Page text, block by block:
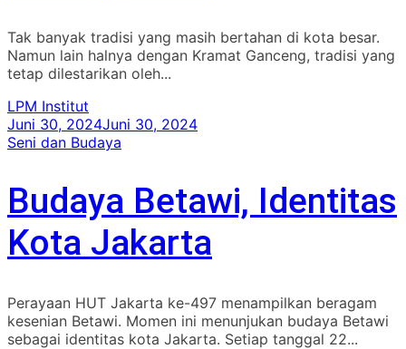
Tak banyak tradisi yang masih bertahan di kota besar.
Namun lain halnya dengan Kramat Ganceng, tradisi yang
tetap dilestarikan oleh...
LPM Institut
Juni 30, 2024Juni 30, 2024
Seni dan Budaya
Budaya Betawi, Identitas
Kota Jakarta
Perayaan HUT Jakarta ke-497 menampilkan beragam
kesenian Betawi. Momen ini menunjukan budaya Betawi
sebagai identitas kota Jakarta. Setiap tanggal 22...